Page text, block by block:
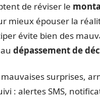
de réviser le
mieux épouser la
évite bien des
dépassement de
surprises,
: alertes SMS,